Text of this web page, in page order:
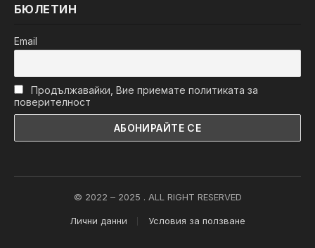
БЮЛЕТИН
Email
Продължавайки, Вие приемате политиката за
поверителност
© 2022 – 2025 . ALL RIGHT RESERVED
Лични данни Условия за ползване